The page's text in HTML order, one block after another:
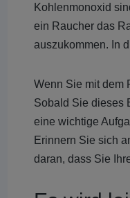
Kohlenmonoxid
ein Raucher das
auszukommen. In
Wenn Sie mit dem
Sobald Sie dieses
eine wichtige
Erinnern Sie sich
daran, dass Sie